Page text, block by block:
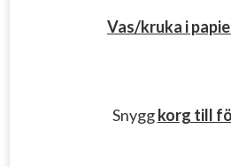
Vas/kruka i
Snyggkorg till